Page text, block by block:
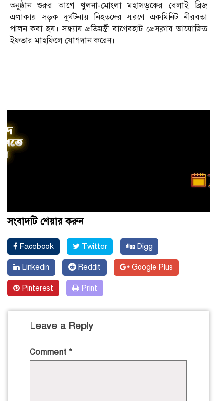
অনুষ্ঠান শুরুর আগে খুলনা-মোংলা মহাসড়কের বেলাই ব্রিজ
এলাকায় সড়ক দুর্ঘটনায় নিহতদের স্মরণে একমিনিট নীরবতা
পালন করা হয়। সন্ধ্যায় প্রতিমন্ত্রী বাগেরহাট প্রেসক্লাব আয়োজিত
ইফতার মাহফিলে যোগদান করেন।
সংবাদটি শেয়ার করুন
Facebook Twitter Digg
Linkedin Reddit Google Plus
Pinterest Print
Leave a Reply
Comment *